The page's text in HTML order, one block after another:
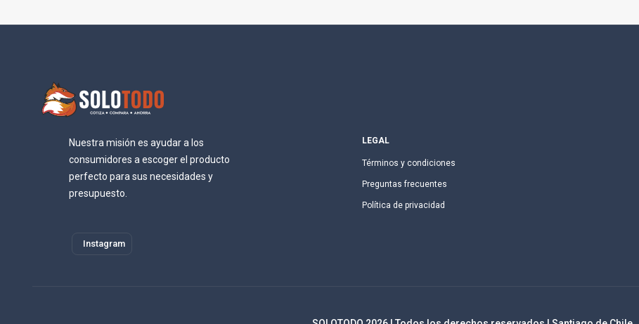
Nuestra misión es ayudar a los
consumidores a escoger el producto
perfecto para sus necesidades y
presupuesto.
Instagram
LEGAL
Términos y condiciones
Preguntas frecuentes
Política de privacidad